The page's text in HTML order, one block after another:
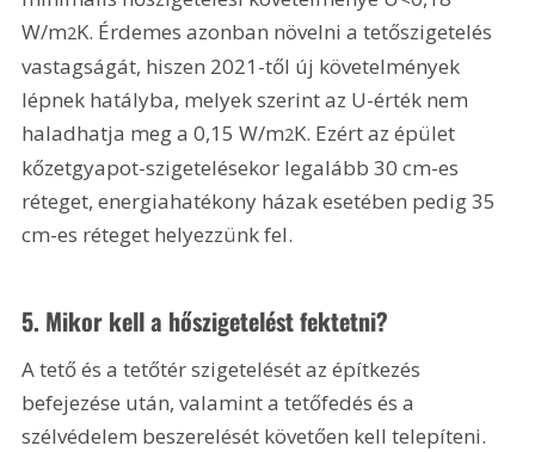
W/m2K. Érdemes azonban növelni a tetőszigetelés
vastagságát, hiszen 2021-től új követelmények
lépnek hatályba, melyek szerint az U-érték nem
haladhatja meg a 0,15 W/m2K. Ezért az épület
kőzetgyapot-szigetelésekor legalább 30 cm-es
réteget, energiahatékony házak esetében pedig 35
cm-es réteget helyezzünk fel.
5. Mikor kell a hőszigetelést fektetni?
A tető és a tetőtér szigetelését az építkezés
befejezése után, valamint a tetőfedés és a
szélvédelem beszerelését követően kell telepíteni.